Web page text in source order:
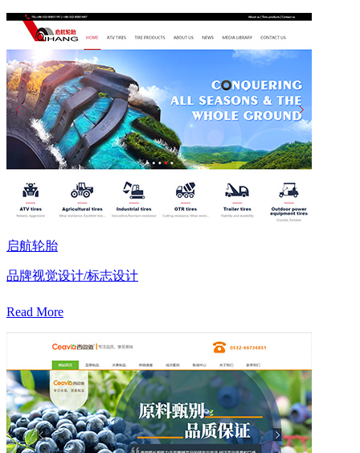
启航轮胎
品牌视觉设计/标志设计
Read More